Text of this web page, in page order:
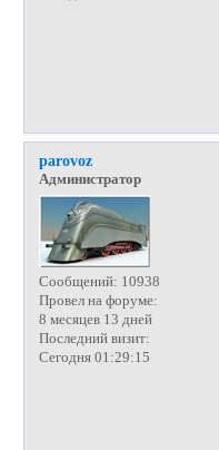
parovoz
Администратор
Сообщений: 10938
Провел на форуме:
8 месяцев 13 дней
Последний визит:
Сегодня 01:29:15